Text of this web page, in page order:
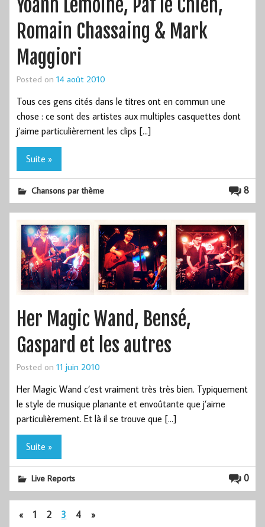
Yoann Lemoine, Paf le Chien,
Romain Chassaing & Mark
Maggiori
Posted on 14 août 2010
Tous ces gens cités dans le titres ont en commun une
chose : ce sont des artistes aux multiples casquettes dont
j’aime particulièrement les clips […]
Suite »
8
Chansons par thème
Her Magic Wand, Bensé,
Gaspard et les autres
Posted on 11 juin 2010
Her Magic Wand c’est vraiment très très bien. Typiquement
le style de musique planante et envoûtante que j’aime
particulièrement. Et là il se trouve que […]
Suite »
0
Live Reports
« 1 2 3 4 »